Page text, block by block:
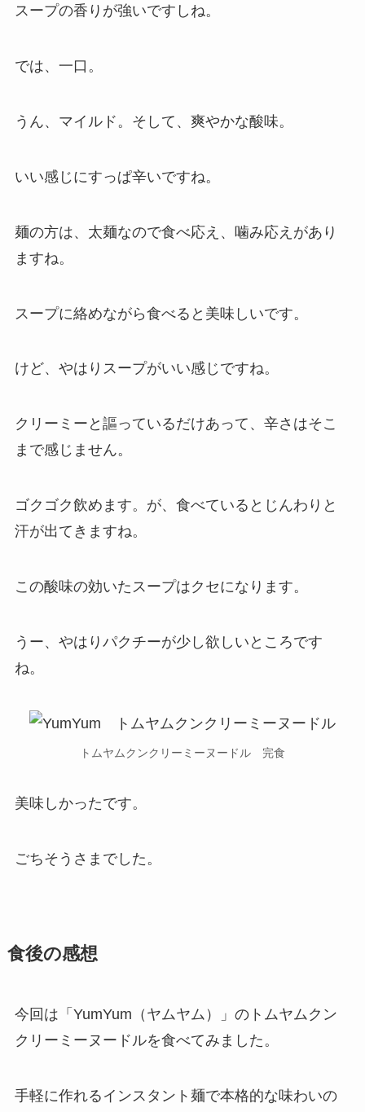
スープの香りが強いですしね。
では、一口。
うん、マイルド。そして、爽やかな酸味。
いい感じにすっぱ辛いですね。
麺の方は、太麺なので食べ応え、噛み応えがあり
ますね。
スープに絡めながら食べると美味しいです。
けど、やはりスープがいい感じですね。
クリーミーと謳っているだけあって、辛さはそこ
まで感じません。
ゴクゴク飲めます。が、食べているとじんわりと
汗が出てきますね。
この酸味の効いたスープはクセになります。
うー、やはりパクチーが少し欲しいところです
ね。
トムヤムクンクリーミーヌードル 完食
美味しかったです。
ごちそうさまでした。
食後の感想
今回は「YumYum（ヤムヤム）」のトムヤムクン
クリーミーヌードルを食べてみました。
手軽に作れるインスタント麺で本格的な味わいの